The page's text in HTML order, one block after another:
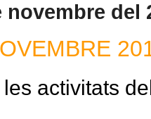
del
activitats